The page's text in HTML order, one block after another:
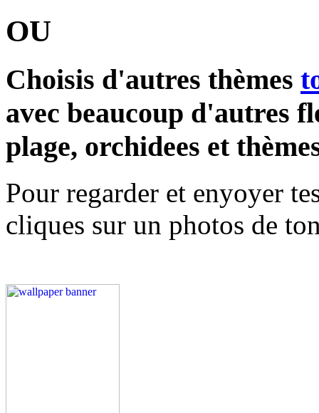
OU
Choisis d'autres thèmes
avec beaucoup d'autres
plage, orchidees et
Pour regarder et enyoyer
cliques sur un photos de